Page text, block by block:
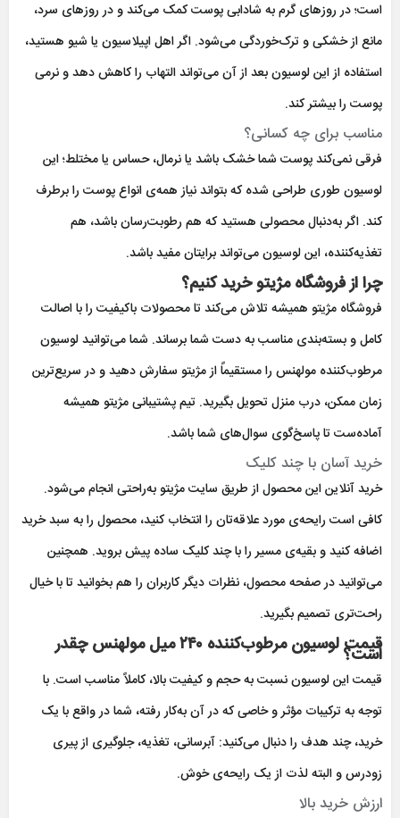
است؛ در روزهای گرم به شادابی پوست کمک می‌کند و در روزهای سرد،
مانع از خشکی و ترک‌خوردگی می‌شود. اگر اهل اپیلاسیون یا شیو هستید،
استفاده از این لوسیون بعد از آن می‌تواند التهاب را کاهش دهد و نرمی
پوست را بیشتر کند.
مناسب برای چه کسانی؟
فرقی نمی‌کند پوست شما خشک باشد یا نرمال، حساس یا مختلط؛ این
لوسیون طوری طراحی شده که بتواند نیاز همه‌ی انواع پوست را برطرف
کند. اگر به‌دنبال محصولی هستید که هم رطوبت‌رسان باشد، هم
تغذیه‌کننده، این لوسیون می‌تواند برایتان مفید باشد.
چرا از فروشگاه مژیتو خرید کنیم؟
فروشگاه مژیتو همیشه تلاش می‌کند تا محصولات باکیفیت را با اصالت
کامل و بسته‌بندی مناسب به دست شما برساند. شما می‌توانید لوسیون
مرطوب‌کننده مولهنس را مستقیماً از مژیتو سفارش دهید و در سریع‌ترین
زمان ممکن، درب منزل تحویل بگیرید. تیم پشتیبانی مژیتو همیشه
آماده‌ست تا پاسخ‌گوی سوال‌های شما باشد.
خرید آسان با چند کلیک
خرید آنلاین این محصول از طریق سایت مژیتو به‌راحتی انجام می‌شود.
کافی است رایحه‌ی مورد علاقه‌تان را انتخاب کنید، محصول را به سبد خرید
اضافه کنید و بقیه‌ی مسیر را با چند کلیک ساده پیش بروید. همچنین
می‌توانید در صفحه محصول، نظرات دیگر کاربران را هم بخوانید تا با خیال
راحت‌تری تصمیم بگیرید.
قیمت لوسیون مرطوب‌کننده ۲۴۰ میل مولهنس چقدر است؟
قیمت این لوسیون نسبت به حجم و کیفیت بالا، کاملاً مناسب است. با
توجه به ترکیبات مؤثر و خاصی که در آن به‌کار رفته، شما در واقع با یک
خرید، چند هدف را دنبال می‌کنید: آبرسانی، تغذیه، جلوگیری از پیری
زودرس و البته لذت از یک رایحه‌ی خوش.
ارزش خرید بالا